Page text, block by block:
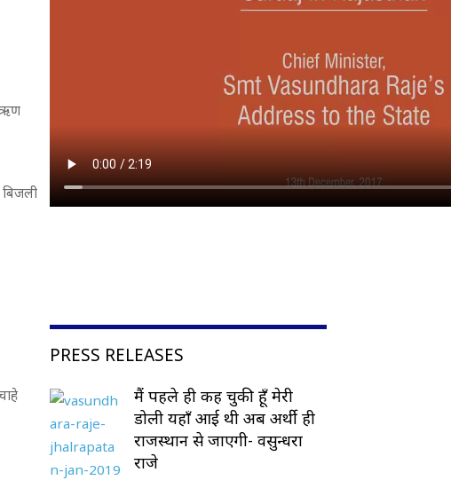
ऋण
PRESS RELEASES
मैं पहले ही कह चुकी हूँ मेरी
डोली यहाँ आई थी अब अर्थी ही
राजस्थान से जाएगी- वसुन्धरा
राजे